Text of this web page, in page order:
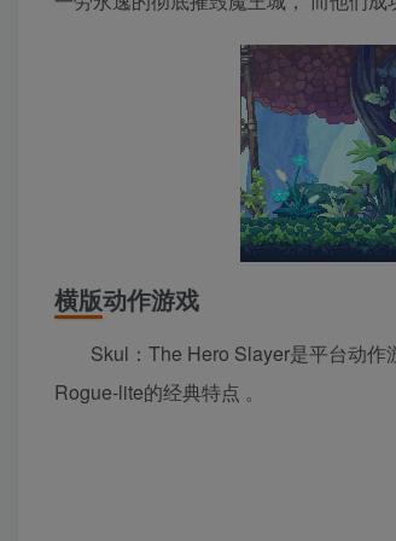
横版动作游戏
Skul：The Hero Slayer是平台动
Rogue-lite的经典特点 。